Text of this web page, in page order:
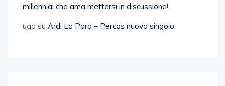
millennial che ama mettersi in discussione!
ugo su Ardi La Para – Percos nuovo singolo